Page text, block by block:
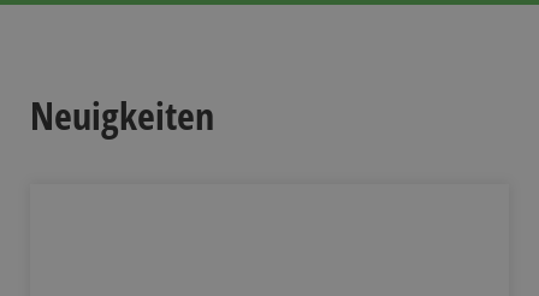
Neuigkeiten